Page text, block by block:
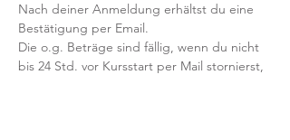
Nach deiner Anmeldung erhältst du eine
Bestätigung per Email.
Die o.g. Beträge sind fällig, wenn du nicht
bis 24 Std. vor Kursstart per Mail stornierst,